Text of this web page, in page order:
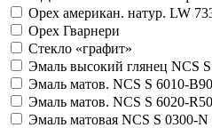
Орех американ. натур. LW
Орех Гварнери
Стекло «графит»
Эмаль высокий глянец NCS
Эмаль матов. NCS S 6010-
Эмаль матов. NCS S 6020-
Эмаль матовая NCS S 0300-N